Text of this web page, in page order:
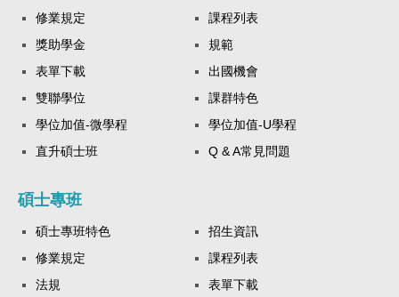
修業規定
課程列表
獎助學金
規範
表單下載
出國機會
雙聯學位
課群特色
學位加值-微學程
學位加值-U學程
直升碩士班
Q & A常見問題
碩士專班
碩士專班特色
招生資訊
修業規定
課程列表
法規
表單下載